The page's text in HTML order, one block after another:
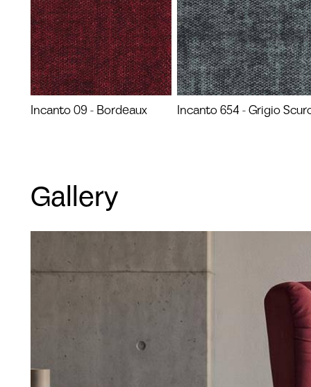
Incanto 09 - Bordeaux Incanto 654 - Grigio
Gallery